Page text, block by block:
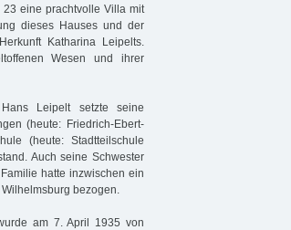
eine prachtvolle Villa mit
dieses Hauses und der
Katharina Leipelts.
Wesen und ihrer
Leipelt setzte seine
(heute: Friedrich-Ebert-
(heute: Stadtteilschule
Auch seine Schwester
hatte inzwischen ein
bezogen.
am 7. April 1935 von